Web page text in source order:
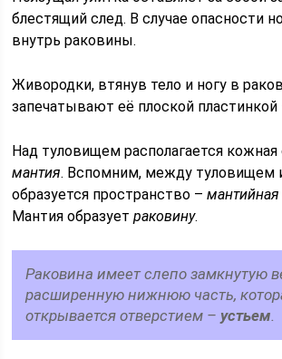
блестящий след. В случае опасности
внутрь раковины.
Живородки, втянув тело и ногу в
запечатывают её плоской
Над туловищем располагается кожная
мантия. Вспомним, между туловищем
образуется пространство –мантийная
Мантия образуетраковину.
Раковина имеет слепо замкнутую
расширенную нижнюю часть,
открывается отверстием – устьем.